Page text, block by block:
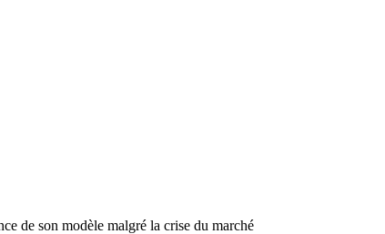
de son modèle malgré la crise du marché